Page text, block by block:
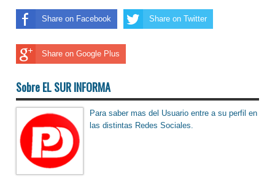
Share on Facebook Share on Twitter
Share on Google Plus
Sobre EL SUR INFORMA
Para saber mas del Usuario entre a su perfil en
las distintas Redes Sociales.